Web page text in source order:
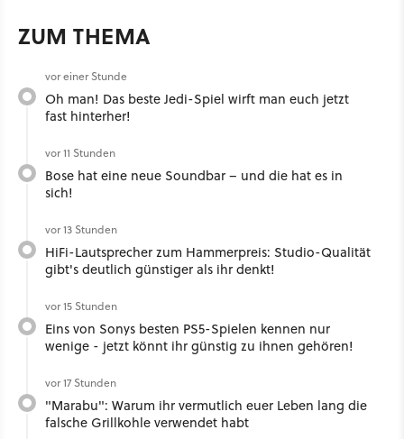
ZUM THEMA
vor einer Stunde
Oh man! Das beste Jedi-Spiel wirft man euch jetzt
fast hinterher!
vor 11 Stunden
Bose hat eine neue Soundbar – und die hat es in
sich!
vor 13 Stunden
HiFi-Lautsprecher zum Hammerpreis: Studio-Qualität
gibt's deutlich günstiger als ihr denkt!
vor 15 Stunden
Eins von Sonys besten PS5-Spielen kennen nur
wenige - jetzt könnt ihr günstig zu ihnen gehören!
vor 17 Stunden
"Marabu": Warum ihr vermutlich euer Leben lang die
falsche Grillkohle verwendet habt